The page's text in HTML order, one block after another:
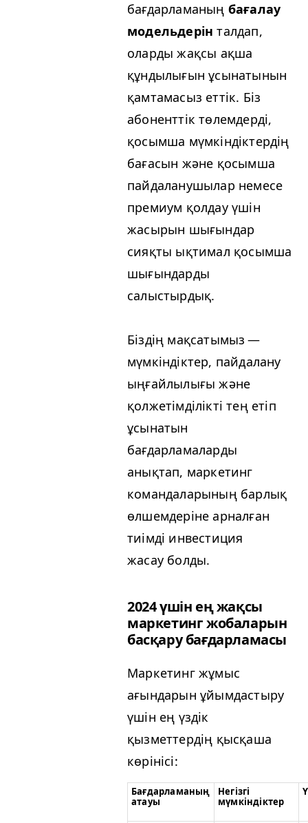
бағдарламаның бағалау
модельдерінталдап,
оларды жақсы ақша
құндылығын ұсынатынын
қамтамасыз еттік. Біз
абоненттік төлемдерді,
қосымша мүмкіндіктердің
бағасын және қосымша
пайдаланушылар немесе
премиум қолдау үшін
жасырын шығындар
сияқты ықтимал қосымша
шығындарды
салыстырдық.
Біздің мақсатымыз —
мүмкіндіктер, пайдалану
ыңғайлылығы және
қолжетімділікті тең етіп
ұсынатын
бағдарламаларды
анықтап, маркетинг
командаларының барлық
өлшемдеріне арналған
тиімді инвестиция
жасау болды.
2024 үшін ең жақсы
маркетинг жобаларын
басқару бағдарламасы
Маркетинг жұмыс
ағындарын ұйымдастыру
үшін ең үздік
қызметтердің қысқаша
көрінісі:
Бағдарламаның
атауы
Негізгі
мүмкіндіктер